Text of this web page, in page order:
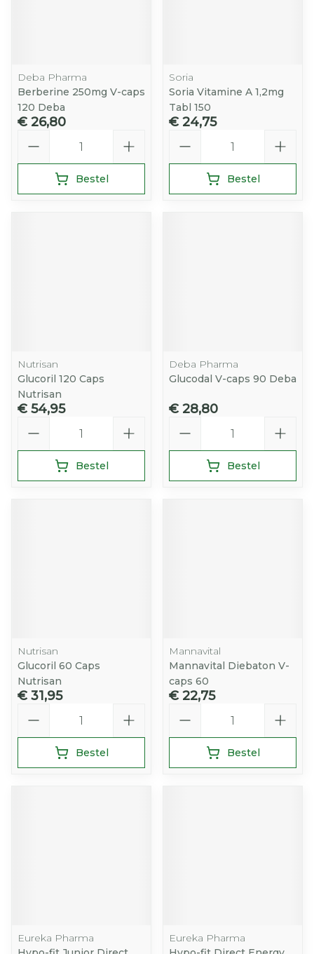
Deba Pharma
Berberine 250mg V-caps
120 Deba
€ 26,80
Bestel
Soria
Soria Vitamine A 1,2mg
Tabl 150
€ 24,75
Bestel
Nutrisan
Glucoril 120 Caps
Nutrisan
€ 54,95
Bestel
Deba Pharma
Glucodal V-caps 90 Deba
€ 28,80
Bestel
Nutrisan
Glucoril 60 Caps
Nutrisan
€ 31,95
Bestel
Mannavital
Mannavital Diebaton V-
caps 60
€ 22,75
Bestel
Eureka Pharma
Eureka Pharma